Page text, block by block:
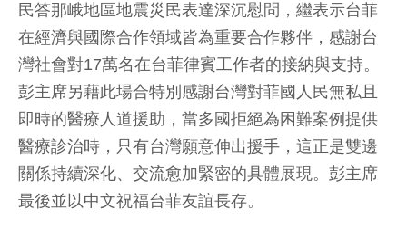
民答那峨地區地震災民表達深沉慰問，繼表示台菲
在經濟與國際合作領域皆為重要合作夥伴，感謝台
灣社會對17萬名在台菲律賓工作者的接納與支持。
彭主席另藉此場合特別感謝台灣對菲國人民無私且
即時的醫療人道援助，當多國拒絕為困難案例提供
醫療診治時，只有台灣願意伸出援手，這正是雙邊
關係持續深化、交流愈加緊密的具體展現。彭主席
最後並以中文祝福台菲友誼長存。